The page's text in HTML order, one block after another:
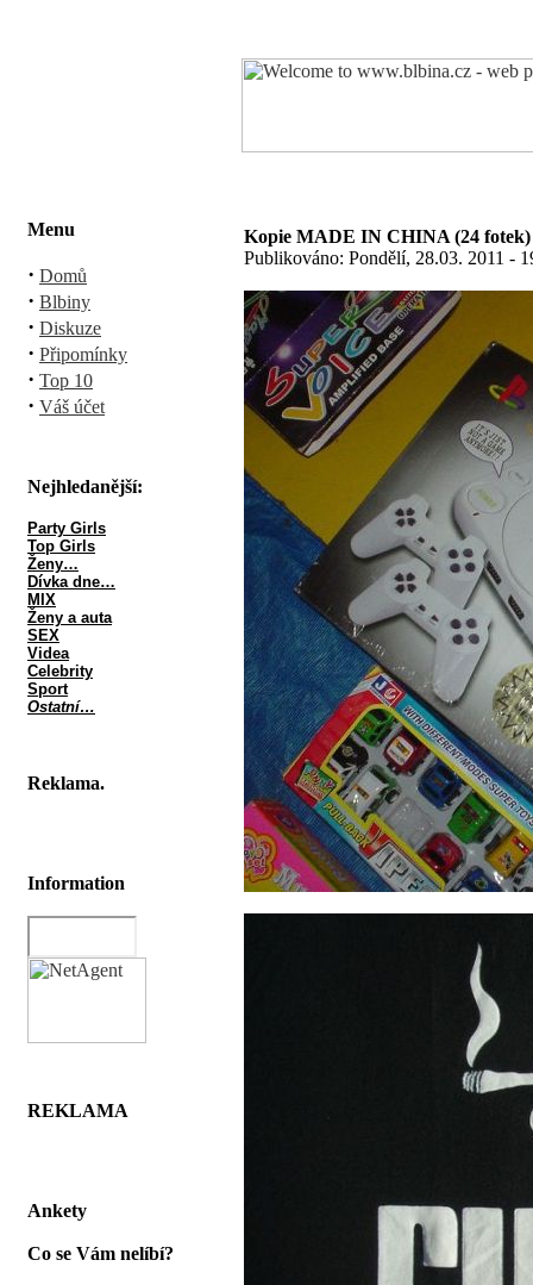
Menu
· Domů
· Blbiny
· Diskuze
· Připomínky
· Top 10
· Váš účet
Nejhledanější:
Party Girls
Top Girls
Ženy…
Dívka dne…
MIX
Ženy a auta
SEX
Videa
Celebrity
Sport
Ostatní…
Reklama.
Information
REKLAMA
Ankety
Co se Vám nelíbí?
Kopie MADE IN CHINA (24 fotek)
Publikováno: Pondělí, 28.03. 2011 -